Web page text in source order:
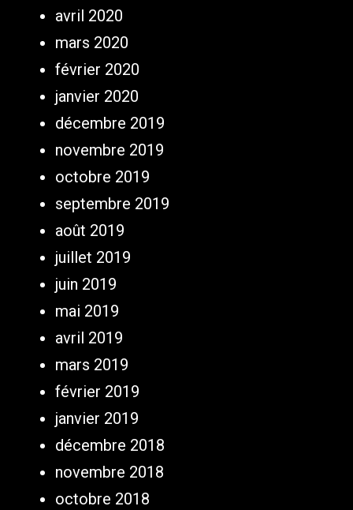
avril 2020
mars 2020
février 2020
janvier 2020
décembre 2019
novembre 2019
octobre 2019
septembre 2019
août 2019
juillet 2019
juin 2019
mai 2019
avril 2019
mars 2019
février 2019
janvier 2019
décembre 2018
novembre 2018
octobre 2018